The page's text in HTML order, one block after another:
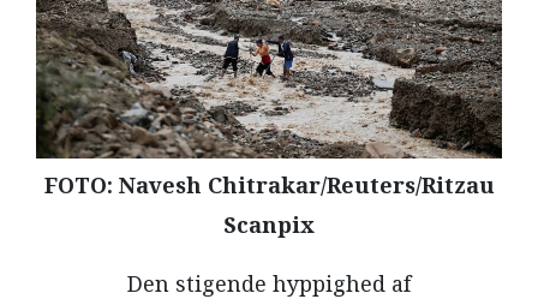
DEBAT
LÆSER
TIL
LÆSER
NAVNE
TEORI
FOTO: Navesh Chitrakar/Reuters/Ritzau
Scanpix
Den stigende hyppighed af